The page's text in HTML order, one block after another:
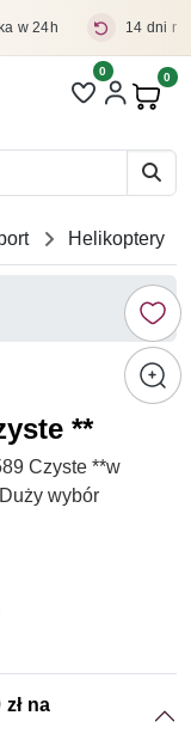
w 24h 14 dni
Liczba pozycji
0 0
Helikoptery
**
Czyste **w
wybór
na